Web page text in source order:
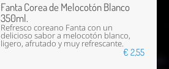
Fanta Corea de Melocotón Blanco
350ml.
Refresco coreano Fanta con un
delicioso sabor a melocotón blanco,
ligero, afrutado y muy refrescante.
€ 2,55